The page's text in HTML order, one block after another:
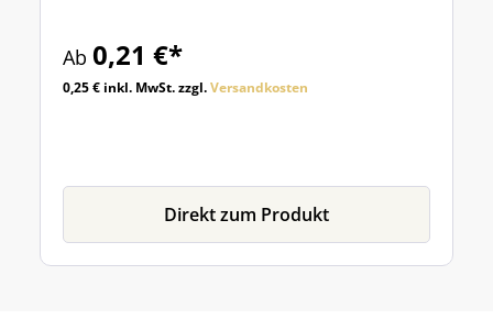
Ab 0,21 €*
0,25 € inkl. MwSt. zzgl.Versandkosten
Direkt zum Produkt